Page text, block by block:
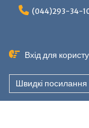
Перейти(044)293-34-10
Вхід для
Швидкі посилання